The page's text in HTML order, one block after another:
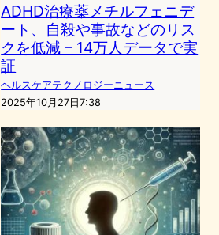
ADHD治療薬メチルフェニデ
ート、自殺や事故などのリス
クを低減 – 14万人データで実
証
ヘルスケアテクノロジーニュース
2025年10月27日7:38